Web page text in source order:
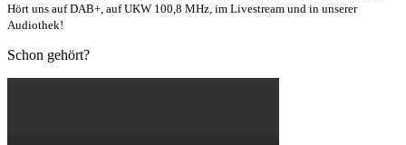
Hört uns auf DAB+, auf UKW 100,8 MHz, im Livestream und in unserer
Audiothek!
Schon gehört?